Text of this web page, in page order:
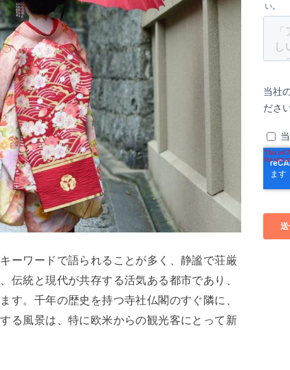
ーワードで語られることが多く、静謐で荘厳
伝統と現代が共存する活気ある都市であり、
す。千年の歴史を持つ寺社仏閣のすぐ隣に、
る風景は、特に欧米からの観光客にとって新